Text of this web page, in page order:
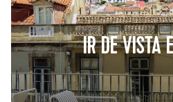
IR DE VISTA